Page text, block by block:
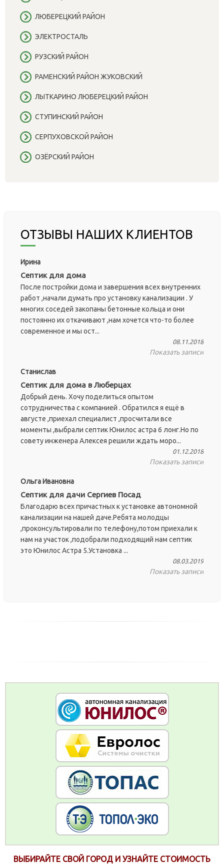
ЛЮБЕРЕЦКИЙ РАЙОН
ЭЛЕКТРОСТАЛЬ
РУЗСКИЙ РАЙОН
РАМЕНСКИЙ РАЙОН ЖУКОВСКИЙ
ЛЫТКАРИНО ЛЮБЕРЕЦКИЙ РАЙОН
СТУПИНСКИЙ РАЙОН
СЕРПУХОВСКОЙ РАЙОН
ОЗЁРСКИЙ РАЙОН
ОТЗЫВЫ НАШИХ КЛИЕНТОВ
Ирина
Септик для дома
После постройки дома и завершения всех внутренних
работ ,начали думать про установку канализации . У
многих соседей закопаны бетонные кольца и они
постоянно их откачивают ,нам хочется что-то более
современное и мы ост...
08.11.2018
Показать записи
Станислав
Септик для дома в Люберцах
Добрый день. Хочу поделиться опытом
сотрудничества с компанией . Обратился я ещё в
августе ,приехал специалист ,просчитали все
моменты ,выбрали септик Юнилос астра 6 лонг.Но по
совету инженера Алексея решили ждать моро...
01.12.2018
Показать записи
Ольга Ивановна
Септик для дачи Сергиев Посад
Благодарю всех причастных к установке автономной
канализации на нашей даче.Ребята молодцы
,проконсультировали по телефону,потом приехали к
нам на участок ,подобрали подходящий нам септик
это Юнилос Астра 5.Установка ...
08.03.2019
Показать записи
ВЫБИРАЙТЕ СВОЙ ГОРОД И УЗНАЙТЕ СТОИМОСТЬ